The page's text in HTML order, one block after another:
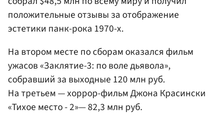
положительные отзывы за отображение
эстетики панк-рока 1970-х.
На втором месте по сборам оказался фильм
ужасов «Заклятие-3: по воле дьявола»,
собравший за выходные 120 млн руб.
На третьем — хоррор-фильм Джона Красински
«Тихое место - 2»— 82,3 млн руб.